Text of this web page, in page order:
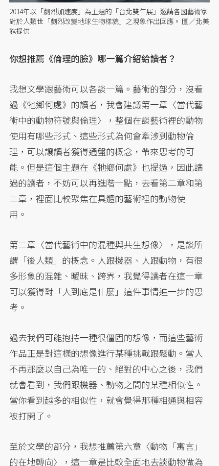
2014年以「劇烈加速度」為主題的「台北雙年展」邀請各國藝術家
對於人類世「劇烈改變地球生物樣貌」之現象作出回應。 圖／北美
館提供
你想推薦《倫理的臉》哪一篇介紹給讀者？
我想文學跟藝術可以各談一篇。藝術的部分，沒看
過《牠鄉何處》的讀者，我會建議第一章〈當代藝
術中的動物符號與倫理〉，整個在談藝術裡的動物
使用有哪些形式、這些形式為何會牽涉到動物倫
理，可以讓讀者獲得通盤的概念，帶來思考的可
能。但是這個主題在《牠鄉何處》也提過，因此讀
過的讀者，不妨可以再進階一點，去看第二章和第
三章，裡面比較聚焦在具體的藝術裡的動物使
用。
第三章〈當代藝術中的混種與共生想像〉，是談所
謂「後人類」的概念。人跟機器、人跟動物，有很
多形象的混雜、曖昧、跨界，我覺得讀者在這一章
可以獲得對「人到底是什麼」這件事情進一步的思
考。
過去我們可能抱持一種很僵固的想像，而這些藝術
作品正是對這樣的想像進行某種挑戰跟鬆動。當人
不再那麼以自己為唯一的、絕對的中心之後，我們
就會看到，我們跟機器、動物之間的某種相似性。
當你看到越多的相似性，就會覺得那種相通與相容
被打開了。
至於文學的部分，我想推薦第六章〈動物「寓言」
的在地轉向〉，這一章是比較全面地去談動物做為